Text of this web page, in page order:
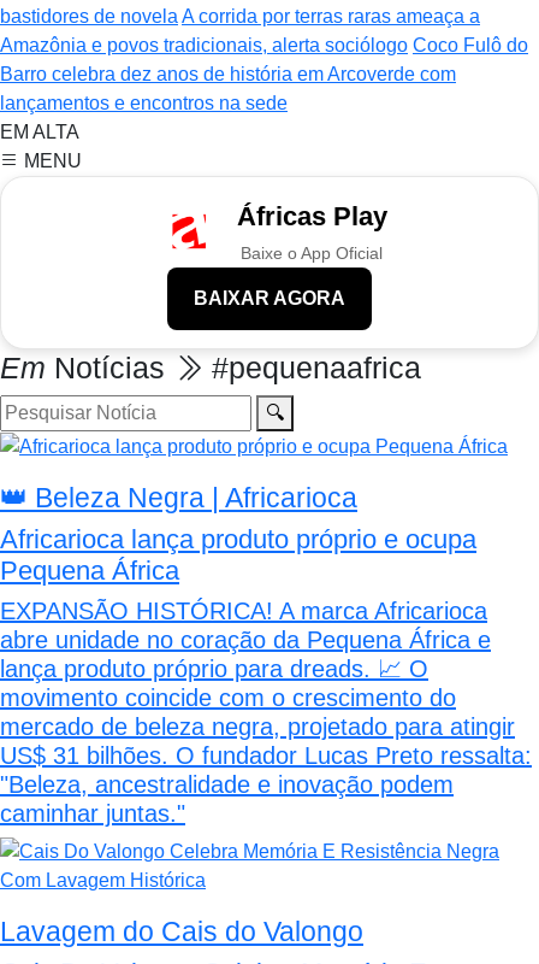
bastidores de novelaA corrida por terras raras ameaça a
Amazônia e povos tradicionais, alerta sociólogo Coco Fulô do
Barro celebra dez anos de história em Arcoverde com
lançamentos e encontros na sede
EM ALTA
MENU
Áfricas Play
Baixe o App Oficial
BAIXAR AGORA
Em Notícias #pequenaafrica
🔍
👑 Beleza Negra | Africarioca
Africarioca lança produto próprio e ocupa
Pequena África
EXPANSÃO HISTÓRICA! A marca Africarioca
abre unidade no coração da Pequena África e
lança produto próprio para dreads. 📈 O
movimento coincide com o crescimento do
mercado de beleza negra, projetado para atingir
US$ 31 bilhões. O fundador Lucas Preto ressalta:
"Beleza, ancestralidade e inovação podem
caminhar juntas."
Lavagem do Cais do Valongo